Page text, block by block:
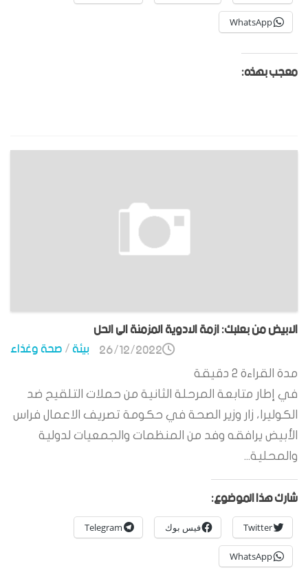
WhatsApp
معجب بهذه:
الابيض من بعلبك: ازمة الادوية المزمنة الى الحل
بيئة/صحة وغذاء 26/12/2022
مدة القراءة 2 دقيقة
في إطار متابعة المرحلة الثانية من حملات التلقيح ضد
الكوليرا، زار وزير الصحة في حكومة تصريف الاعمال فراس
الأبيض يرافقه وفد من المنظمات والجمعيات لدولية
والمحلية...
شارك هذا الموضوع:
Twitter فيس بوك Telegram
WhatsApp